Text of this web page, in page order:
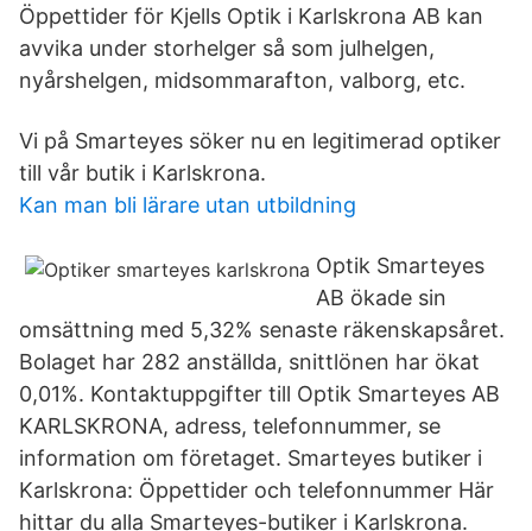
Öppettider för Kjells Optik i Karlskrona AB kan
avvika under storhelger så som julhelgen,
nyårshelgen, midsommarafton, valborg, etc.
Vi på Smarteyes söker nu en legitimerad optiker
till vår butik i Karlskrona.
Kan man bli lärare utan utbildning
Optik Smarteyes
AB ökade sin
omsättning med 5,32% senaste räkenskapsåret.
Bolaget har 282 anställda, snittlönen har ökat
0,01%. Kontaktuppgifter till Optik Smarteyes AB
KARLSKRONA, adress, telefonnummer, se
information om företaget. Smarteyes butiker i
Karlskrona: Öppettider och telefonnummer Här
hittar du alla Smarteyes-butiker i Karlskrona.